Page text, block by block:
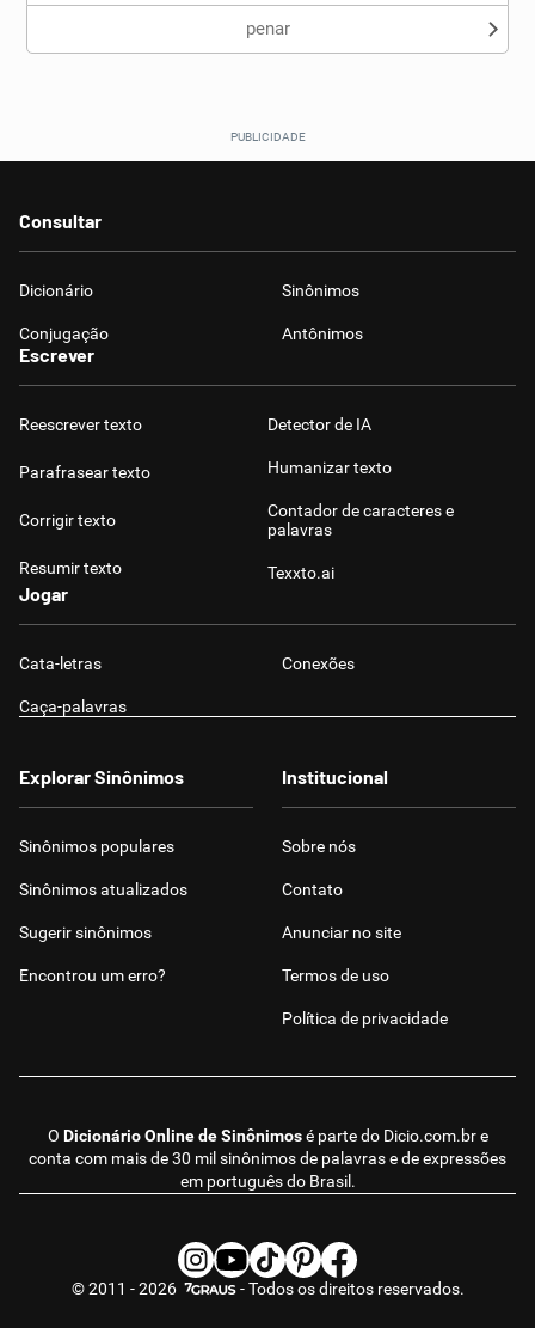
penar
Consultar
Dicionário Sinônimos
Conjugação Antônimos
Escrever
Reescrever texto
Parafrasear texto
Corrigir texto
Resumir texto
Detector de IA
Humanizar texto
Contador de caracteres e
palavras
Texxto.ai
Jogar
Cata-letras Conexões
Caça-palavras
O Dicionário Online de Sinônimosé parte do Dicio.com.bre
conta com mais de 30 mil sinônimos de palavras e de expressões
em português do Brasil.
Explorar Sinônimos
Sinônimos populares
Sinônimos atualizados
Sugerir sinônimos
Encontrou um erro?
Institucional
Sobre nós
Contato
Anunciar no site
Termos de uso
Política de privacidade
© 2011 - 2026 - Todos os direitos reservados.